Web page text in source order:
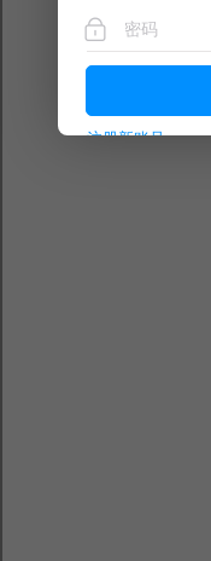
注册新账号